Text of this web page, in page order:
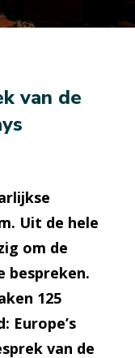
van de
Uit de hele
om de
bespreken.
125
Europe’s
van de